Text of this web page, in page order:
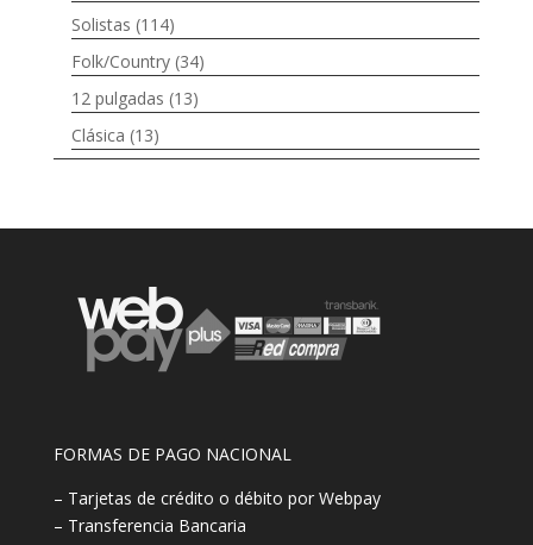
Solistas (114)
Folk/Country (34)
12 pulgadas (13)
Clásica (13)
FORMAS DE PAGO NACIONAL
– Tarjetas de crédito o débito por Webpay
– Transferencia Bancaria